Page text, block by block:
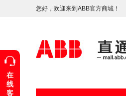
您好，欢迎来到ABB官方商城！
在
线
客